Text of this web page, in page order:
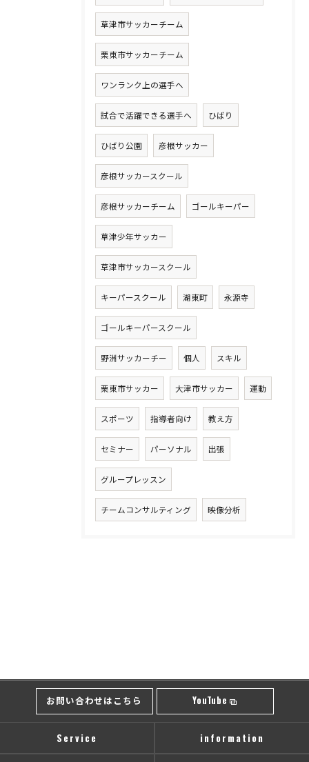
草津市サッカーチーム
栗東市サッカーチーム
ワンランク上の選手へ
試合で活躍できる選手へ ひばり
ひばり公園 彦根サッカー
彦根サッカースクール
彦根サッカーチーム ゴールキーパー
草津少年サッカー
草津市サッカースクール
キーパースクール 湖東町 永源寺
ゴールキーパースクール
野洲サッカーチー 個人 スキル
栗東市サッカー 大津市サッカー 運動
スポーツ 指導者向け 教え方
セミナー パーソナル 出張
グループレッスン
チームコンサルティング 映像分析
お問い合わせはこちら YouTube
Service information